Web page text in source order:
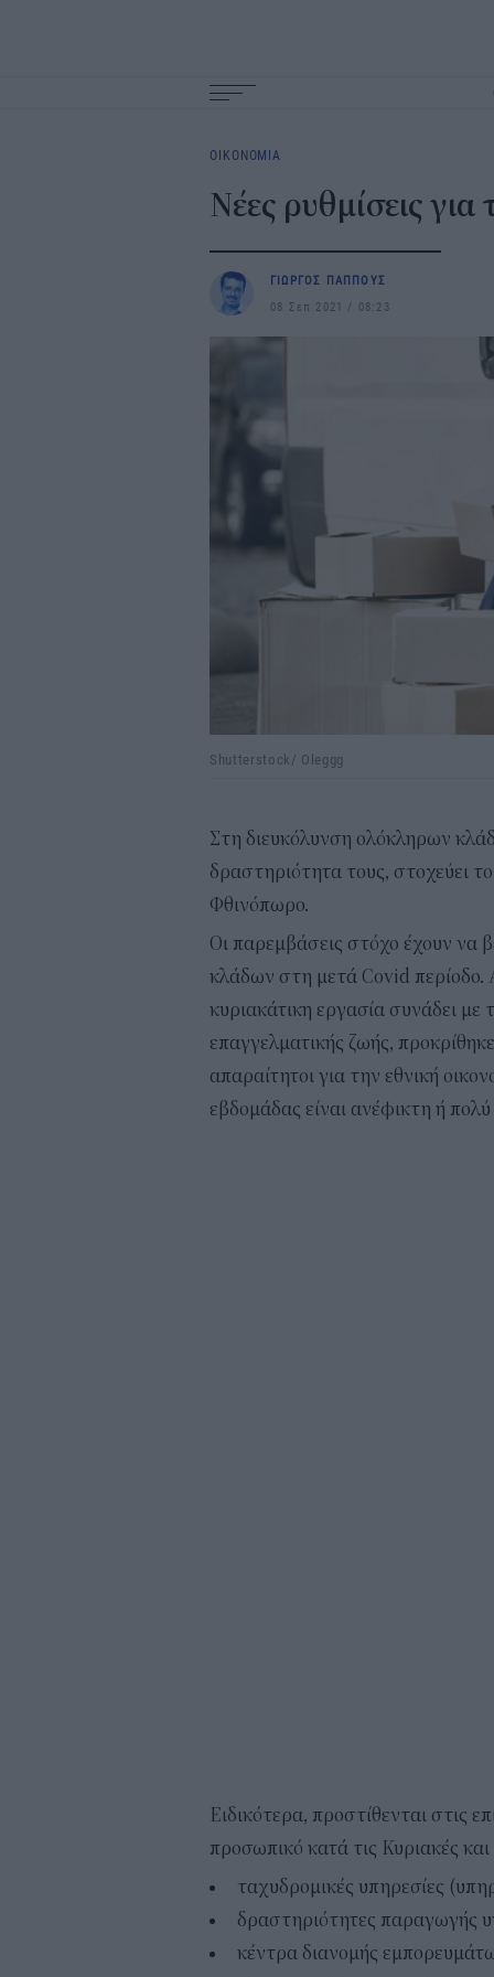
navigation
ΟΙΚΟΝΟΜΙΑ
Νέες ρυθμίσεις
ΓΙΩΡΓΟΣ ΠΑΠΠΟΥΣ
08 Σεπ 2021
08:23
Shutterstock/ Oleggg
Στη διευκόλυνση ολόκληρων
δραστηριότητα τους, στοχεύει
Φθινόπωρο.
Οι παρεμβάσεις στόχο έχουν να
κλάδων στη μετά Covid περίοδο.
κυριακάτικη εργασία συνάδει
επαγγελματικής ζωής,
απαραίτητοι για την εθνική
εβδομάδας είναι ανέφικτη ή
Ειδικότερα, προστίθενται στις
προσωπικό κατά τις Κυριακές και
ταχυδρομικές υπηρεσίες
δραστηριότητες παραγωγής
κέντρα διανομής